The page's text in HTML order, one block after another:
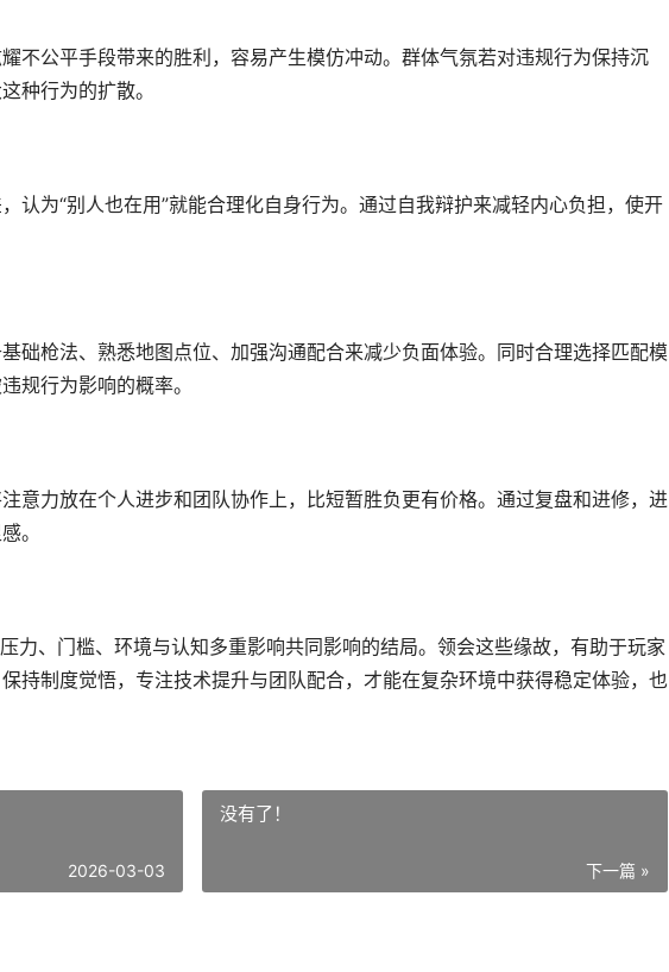
不公平手段带来的胜利，容易产生模仿冲动。群体气氛若对违规行为保持沉
种行为的扩散。
认为“别人也在用”就能合理化自身行为。通过自我辩护来减轻内心负担，使开
础枪法、熟悉地图点位、加强沟通配合来减少负面体验。同时合理选择匹配模
规行为影响的概率。
意力放在个人进步和团队协作上，比短暂胜负更有价格。通过复盘和进修，进
。
力、门槛、环境与认知多重影响共同影响的结局。领会这些缘故，有助于玩家
持制度觉悟，专注技术提升与团队配合，才能在复杂环境中获得稳定体验，也
2026-03-03
没有了！
下一篇 »